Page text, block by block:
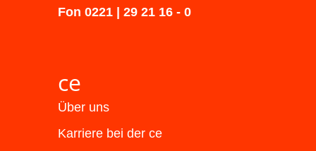
Fon 0221 | 29 21 16 - 0
ce
Über uns
Karriere bei der ce